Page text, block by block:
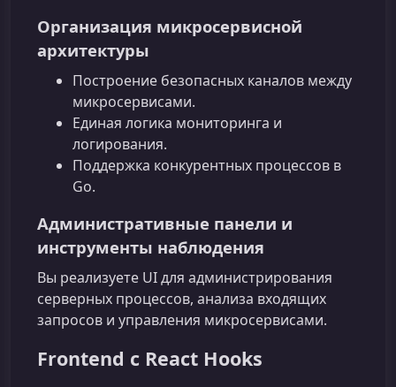
Организация микросервисной
архитектуры
Построение безопасных каналов между
микросервисами.
Единая логика мониторинга и
логирования.
Поддержка конкурентных процессов в
Go.
Административные панели и
инструменты наблюдения
Вы реализуете UI для администрирования
серверных процессов, анализа входящих
запросов и управления микросервисами.
Frontend с React Hooks